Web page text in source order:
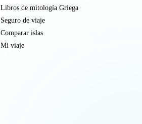
Libros de mitología Griega
Seguro de viaje
Comparar islas
Mi viaje